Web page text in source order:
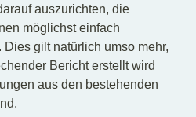
auszurichten, die
möglichst einfach
gilt natürlich umso mehr,
Bericht erstellt wird
aus den bestehenden